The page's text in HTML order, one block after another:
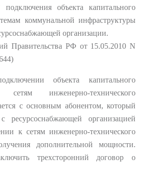
подключения объекта капитального
коммунальной инфраструктуры
организации.
Правительства РФ от 15.05.2010 N
объекта капитального
инженерно-технического
с основным абонентом, который
ресурсоснабжающей организацией
к сетям инженерно-технического
дополнительной мощности.
трехсторонний договор о